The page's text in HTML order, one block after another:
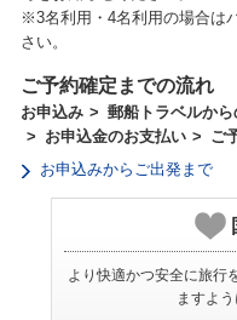
※3名利用・4名利用の場合は
さい。
ご予約確定までの流れ
お申込み 郵船トラベルから
お申込金のお支払い
ご
お申込みからご出発まで
より快適かつ安全に旅行
ますよ